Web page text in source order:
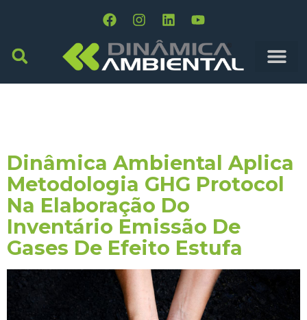
Dinâmica Ambiental Aplica
Metodologia GHG Protocol
Na Elaboração Do
Inventário Emissão De
Gases De Efeito Estufa